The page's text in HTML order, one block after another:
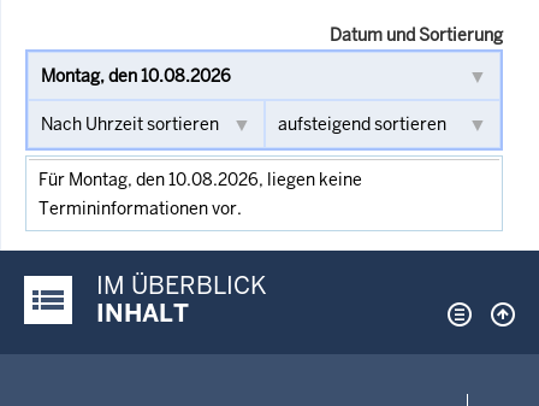
Datum und Sortierung
Für Montag, den 10.08.2026, liegen keine
Termininformationen vor.
Justiz-Portal im Überblick:
IM ÜBERBLICK
INHALT